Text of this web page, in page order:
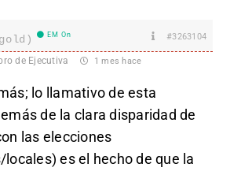
EM On #3263104
de Ejecutiva 1 mes hace
lo llamativo de esta
de la clara disparidad de
las elecciones
es el hecho de que la